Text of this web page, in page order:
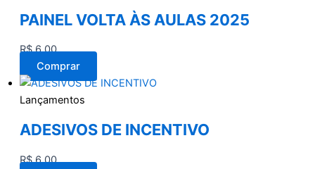
PAINEL VOLTA ÀS AULAS 2025
R$6,00
Comprar
Lançamentos
ADESIVOS DE INCENTIVO
R$6,00